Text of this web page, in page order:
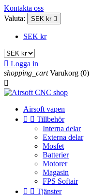
Kontakta oss
Valuta:
SEK kr 
SEK kr
 Logga in
shopping_cart Varukorg (0)

Airsoft vapen
  Tillbehör
Interna delar
Externa delar
Mosfet
Batterier
Motorer
Magasin
FPS Softair
  Tjänster